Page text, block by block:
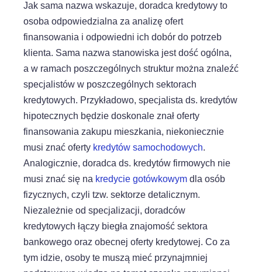
Jak sama nazwa wskazuje, doradca kredytowy to
osoba odpowiedzialna za analizę ofert
finansowania i odpowiedni ich dobór do potrzeb
klienta. Sama nazwa stanowiska jest dość ogólna,
a w ramach poszczególnych struktur można znaleźć
specjalistów w poszczególnych sektorach
kredytowych. Przykładowo, specjalista ds. kredytów
hipotecznych będzie doskonale znał oferty
finansowania zakupu mieszkania, niekoniecznie
musi znać oferty kredytów samochodowych.
Analogicznie, doradca ds. kredytów firmowych nie
musi znać się na kredycie gotówkowym dla osób
fizycznych, czyli tzw. sektorze detalicznym.
Niezależnie od specjalizacji, doradców
kredytowych łączy biegła znajomość sektora
bankowego oraz obecnej oferty kredytowej. Co za
tym idzie, osoby te muszą mieć przynajmniej